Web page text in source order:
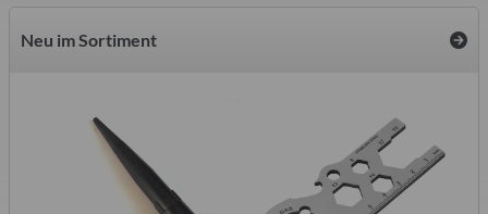
Neu im Sortiment